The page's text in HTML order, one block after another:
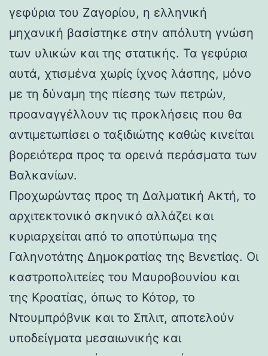
γεφύρια του Ζαγορίου, η ελληνική
μηχανική βασίστηκε στην απόλυτη γνώση
των υλικών και της στατικής. Τα γεφύρια
αυτά, χτισμένα χωρίς ίχνος λάσπης, μόνο
με τη δύναμη της πίεσης των πετρών,
προαναγγέλλουν τις προκλήσεις που θα
αντιμετωπίσει ο ταξιδιώτης καθώς κινείται
βορειότερα προς τα ορεινά περάσματα των
Βαλκανίων.
Προχωρώντας προς τη Δαλματική Ακτή, το
αρχιτεκτονικό σκηνικό αλλάζει και
κυριαρχείται από το αποτύπωμα της
Γαληνοτάτης Δημοκρατίας της Βενετίας. Οι
καστροπολιτείες του Μαυροβουνίου και
της Κροατίας, όπως το Κότορ, το
Ντουμπρόβνικ και το Σπλιτ, αποτελούν
υποδείγματα μεσαιωνικής και